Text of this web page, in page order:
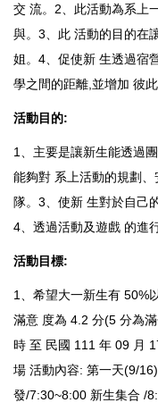
交 流。2、此活動為系上
與。3、此 活動的目的在
姐。4、促使新 生透過宿
學之間的距離,並增加 彼此
活動目的:
1、主要是讓新生能透過
能夠對 系上活動的規劃
隊。3、使新 生對於自己
4、透過活動及遊戲 的進
活動目標:
1、希望大一新生有 50%
滿意 度為 4.2 分(5 分為
時 至 民國 111 年 09 月
場 活動內容: 第一天(9/
發/7:30~8:00 新生集合 /